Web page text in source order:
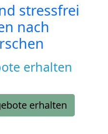
stressfrei
nach
erhalten
erhalten